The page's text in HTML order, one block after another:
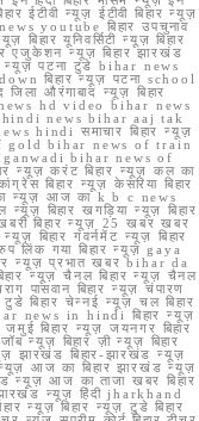
ईटीवी न्यूज़ ईटीवी बिहार न्यूज़
youtube बिहार उपचुनाव
बिहार यूनिवर्सिटी न्यूज़ बिहार
एजुकेशन न्यूज़ बिहार झारखंड
न्यूज़ पटना टुडे bihar news
बिहार न्यूज़ पटना school
औरंगाबाद न्यूज़ बिहार
hd video bihar news
news bihar aaj tak
hindi समाचार बिहार न्यूज़
gold bihar news of train
bihar news of
न्यूज़ करंट बिहार न्यूज़ कल का
बिहार न्यूज़ केसरिया बिहार
का न्यूज़ आज का k b c news
बिहार खगड़िया न्यूज़ बिहार
बिहार न्यूज़ 25 खबर खबर
न्यूज़ बिहार गवर्नमेंट न्यूज़ बिहार
लिंक गया बिहार न्यूज़ gaya
न्यूज़ प्रभात खबर bihar da
न्यूज़ चैनल बिहार न्यूज़ चैनल
पासवान बिहार न्यूज़ चंपारण
टुडे बिहार चेन्नई न्यूज़ चल बिहार
news in hindi बिहार न्यूज़
जमुई बिहार न्यूज़ जयनगर बिहार
न्यूज़ बिहार ज़ी न्यूज़ बिहार
झारखंड बिहार-झारखंड न्यूज़
आज का बिहार झारखंड न्यूज़
न्यूज़ आज का ताजा खबर बिहार
न्यूज़ हिंदी jharkhand
न्यूज़ बिहार न्यूज़ टुडे बिहार